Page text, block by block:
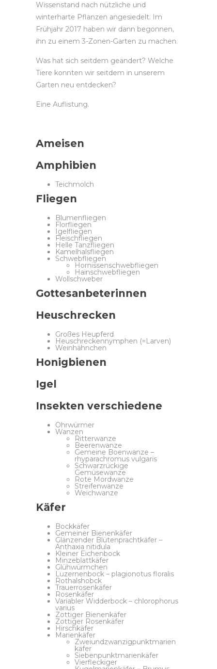
Wissenstand nach nützliche und
winterharte Pflanzen angesiedelt. Im
Frühjahr 2017 haben wir dann begonnen,
ihn zu einem 3-Zonen-Garten zu machen.
Was hat sich seitdem geändert? Welche
Tiere konnten wir seitdem in unserem
Garten neu entdecken?
Eine Auflistung.
Ameisen
Amphibien
Teichmolch
Fliegen
Blumenfliegen
Florfliegen
Igelfliegen
Fleischfliegen
Helle Tanzfliegen
Kamelhalsfliegen
Schwebfliegen
Hornissenschwebfliegen
Hainschwebfliegen
Wollschweber
Gottesanbeterinnen
Heuschrecken
Großes Heupferd
Heuschreckennymphen (=Larven)
Weinhähnchen
Honigbienen
Igel
Insekten verschiedene
Ohrwürmer
Wanzen
Ritterwanze
Beerenwanze
Gemeine Boenwanze –
rhyparachromus vulgaris
Schwarzrückige
Gemüsewanze
Rote Mordwanze
Streifenwanze
Weichwanze
Käfer
Bockkäfer
Gemeiner Bienenkäfer
Glänzender Blütenprachtkäfer –
Anthaxia nitidula
Kleiner Eichenbock
Minzeblattkäfer
Glühwürmchen
Luzernenbock – plagionotus floralis
Rothalshobck
Trauerrosenkäfer
Rosenkäfer
Variabler Widderbock – chlorophorus
varius
Zottiger Bienenkäfer
Zottiger Rosenkäfer
Hirschkäfer
Marienkäfer
Zweiundzwanzigpunktmarien
käfer
Siebenpunktmarienkäfer
Vierfleckiger